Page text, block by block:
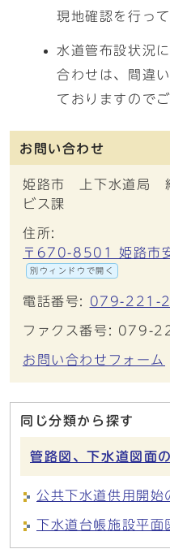
現地確認を行っ
水道管布設状況
合わせは、間違
ておりますので
お問い合わせ
姫路市 上下水道局
ビス課
住所:
〒670-8501 姫路市
別ウィンドウで開く
電話番号: 079-221-
ファクス番号: 079-
お問い合わせフォーム
同じ分類から探す
管路図、下水道図面
公共下水道供用開始
下水道台帳施設平面